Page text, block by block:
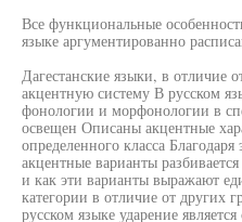
Все функциональные
языке аргументированно
Дагестанские языки, в отличие
акцентную систему В русском
фонологии и морфонологии в
освещен Описаны акцентные
определенного класса
акцентные варианты
и как эти варианты выражают
категории в отличие от других
русском языке ударение